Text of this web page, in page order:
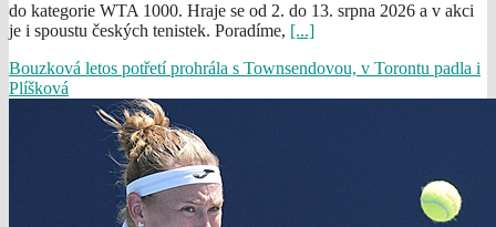
do kategorie WTA 1000. Hraje se od 2. do 13. srpna 2026 a v akci
je i spoustu českých tenistek. Poradíme, [...]
Bouzková letos potřetí prohrála s Townsendovou, v Torontu padla i
Plíšková